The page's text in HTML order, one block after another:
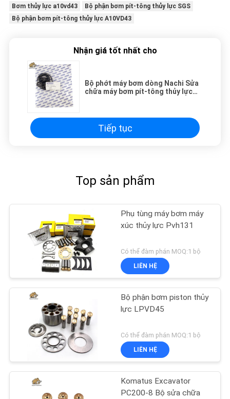
Bơm thủy lực a10vd43
Bộ phận bơm pít-tông thủy lực SGS
Bộ phận bơm pít-tông thủy lực A10VD43
Nhận giá tốt nhất cho
Bộ phớt máy bơm dòng Nachi Sửa
chữa máy bơm pít-tông thủy lực
Tiếp tục
Top sản phẩm
Phụ tùng máy bơm máy
xúc thủy lực Pvh131
Có thể đàm phán MOQ:1 bộ
LIÊN HỆ
Bộ phận bơm piston thủy
lực LPVD45
Có thể đàm phán MOQ:1 bộ
LIÊN HỆ
Komatus Excavator
PC200-8 Bộ sửa chữa